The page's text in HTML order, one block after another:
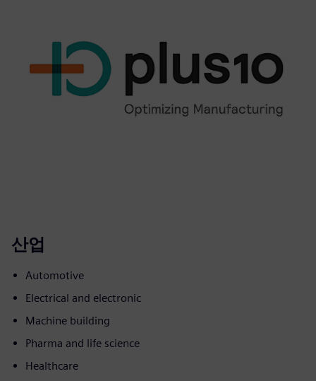
산업
Automotive
Electrical and electronic
Machine building
Pharma and life science
Healthcare